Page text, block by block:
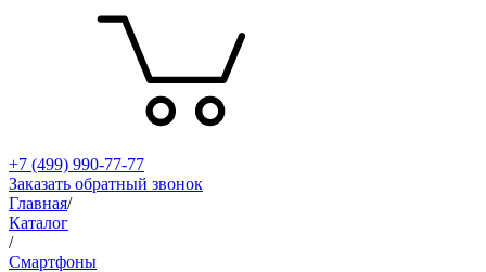
+7 (499) 990-77-77
Заказать обратный звонок
Главная/
Каталог
/
Смартфоны